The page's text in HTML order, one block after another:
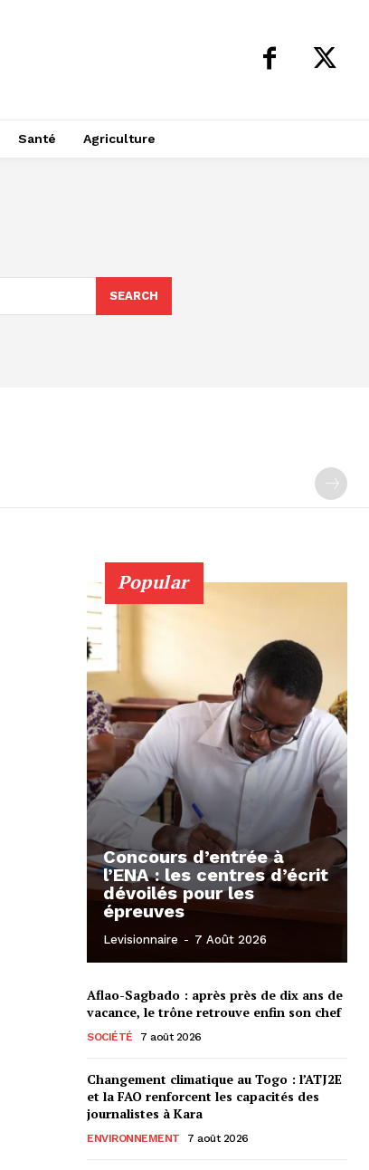
Santé Agriculture
SEARCH
Popular
Concours d’entrée à
l’ENA : les centres d’écrit
dévoilés pour les
épreuves
Levisionnaire - 7 Août 2026
Aflao-Sagbado : après près de dix ans de
vacance, le trône retrouve enfin son chef
SOCIÉTÉ 7 août 2026
Changement climatique au Togo : l’ATJ2E
et la FAO renforcent les capacités des
journalistes à Kara
ENVIRONNEMENT 7 août 2026